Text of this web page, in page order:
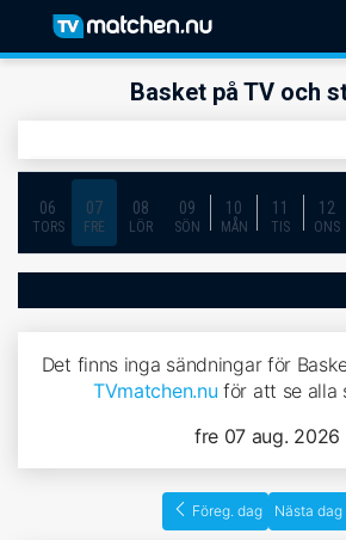
Basket på TV och
06
TORS
07
FRE
08
LÖR
09
SÖN
10
MÅN
11
TIS
12
ONS
Det finns inga sändningar för
TVmatchen.nu för att se alla
fre 07 aug. 2026
Föreg. dag Nästa dag